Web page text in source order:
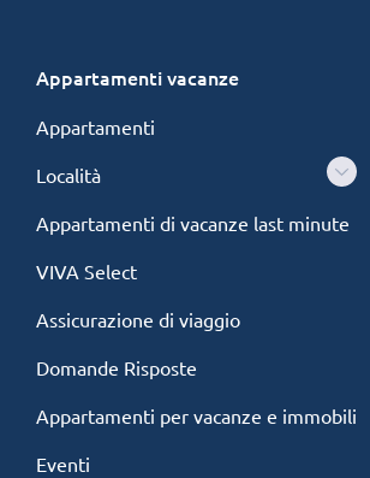
Appartamenti vacanze
Appartamenti
Località
Appartamenti di vacanze last minute
VIVA Select
Assicurazione di viaggio
Domande Risposte
Appartamenti per vacanze e immobili
Eventi